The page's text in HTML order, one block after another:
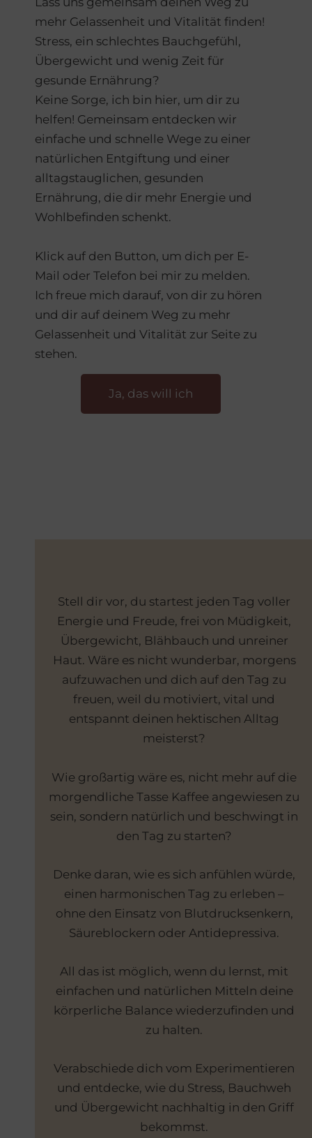
mehr Gelassenheit und Vitalität finden!
Stress, ein schlechtes Bauchgefühl,
Übergewicht und wenig Zeit für
gesunde Ernährung?
Keine Sorge, ich bin hier, um dir zu
helfen! Gemeinsam entdecken wir
einfache und schnelle Wege zu einer
natürlichen Entgiftung und einer
alltagstauglichen, gesunden
Ernährung, die dir mehr Energie und
Wohlbefinden schenkt.
Klick auf den Button, um dich per E-
Mail oder Telefon bei mir zu melden.
Ich freue mich darauf, von dir zu hören
und dir auf deinem Weg zu mehr
Gelassenheit und Vitalität zur Seite zu
stehen.
Ja, das will ich
Stell dir vor, du startest jeden Tag voller
Energie und Freude, frei von Müdigkeit,
Übergewicht, Blähbauch und unreiner
Haut. Wäre es nicht wunderbar, morgens
aufzuwachen und dich auf den Tag zu
freuen, weil du motiviert, vital und
entspannt deinen hektischen Alltag
meisterst?
Wie großartig wäre es, nicht mehr auf die
morgendliche Tasse Kaffee angewiesen zu
sein, sondern natürlich und beschwingt in
den Tag zu starten?
Denke daran, wie es sich anfühlen würde,
einen harmonischen Tag zu erleben –
ohne den Einsatz von Blutdrucksenkern,
Säureblockern oder Antidepressiva.
All das ist möglich, wenn du lernst, mit
einfachen und natürlichen Mitteln deine
körperliche Balance wiederzufinden und
zu halten.
Verabschiede dich vom Experimentieren
und entdecke, wie du Stress, Bauchweh
und Übergewicht nachhaltig in den Griff
bekommst.